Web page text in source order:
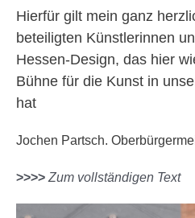
Hierfür gilt mein ganz
beteiligten Künstlerinnen
Hessen-Design, das hier
Bühne für die Kunst in
hat
Jochen Partsch.
>>>> Zum vollständigen Text